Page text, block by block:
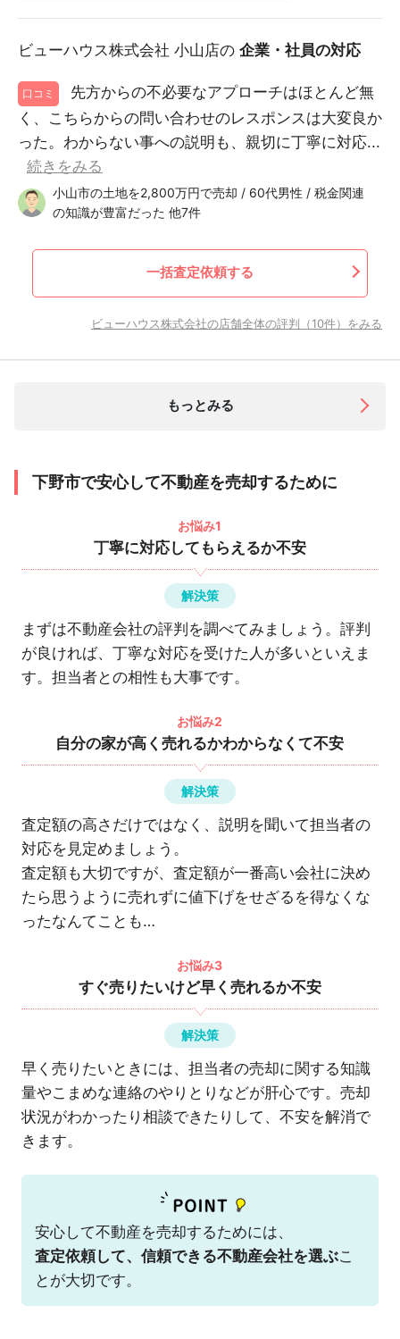
ビューハウス株式会社 小山店の 企業・社員の対応
口コミ
先方からの不必要なアプローチはほとんど無
く、こちらからの問い合わせのレスポンスは大変良か
った。わからない事への説明も、親切に丁寧に対応...
続きをみる
小山市の土地を2,800万円で売却 / 60代男性 / 税金関連
の知識が豊富だった 他7件
一括査定依頼する
ビューハウス株式会社の店舗全体の評判（10件）をみる
もっとみる
下野市で安心して不動産を売却するために
お悩み1
丁寧に対応してもらえるか不安
解決策
まずは不動産会社の評判を調べてみましょう。評判
が良ければ、丁寧な対応を受けた人が多いといえま
す。担当者との相性も大事です。
お悩み2
自分の家が高く売れるかわからなくて不安
解決策
査定額の高さだけではなく、説明を聞いて担当者の
対応を見定めましょう。
査定額も大切ですが、査定額が一番高い会社に決め
たら思うように売れずに値下げをせざるを得なくな
ったなんてことも…
お悩み3
すぐ売りたいけど早く売れるか不安
解決策
早く売りたいときには、担当者の売却に関する知識
量やこまめな連絡のやりとりなどが肝心です。売却
状況がわかったり相談できたりして、不安を解消で
きます。
安心して不動産を売却するためには、
査定依頼して、信頼できる不動産会社を選ぶこ
とが大切です。